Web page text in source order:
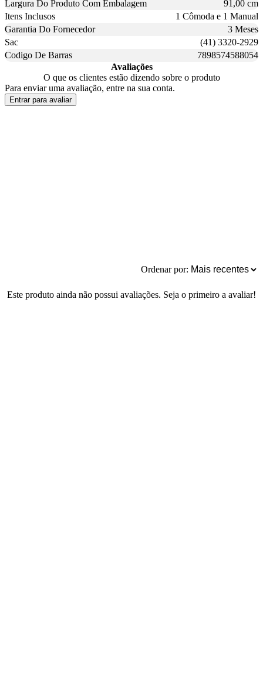
Largura Do Produto Com Embalagem
91,00 cm
Itens Inclusos
1 Cômoda e 1 Manual
Garantia Do Fornecedor
3 Meses
Sac
(41) 3320-2929
Codigo De Barras
7898574588054
Avaliações
O que os clientes estão dizendo sobre o produto
Para enviar uma avaliação, entre na sua conta.
Entrar para avaliar
Ordenar por:
Este produto ainda não possui avaliações. Seja o primeiro a avaliar!